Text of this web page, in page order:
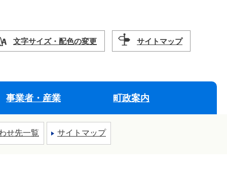
文字サイズ・配色の変更 サイトマップ
事業者・産業 町政案内
せ先一覧 サイトマップ